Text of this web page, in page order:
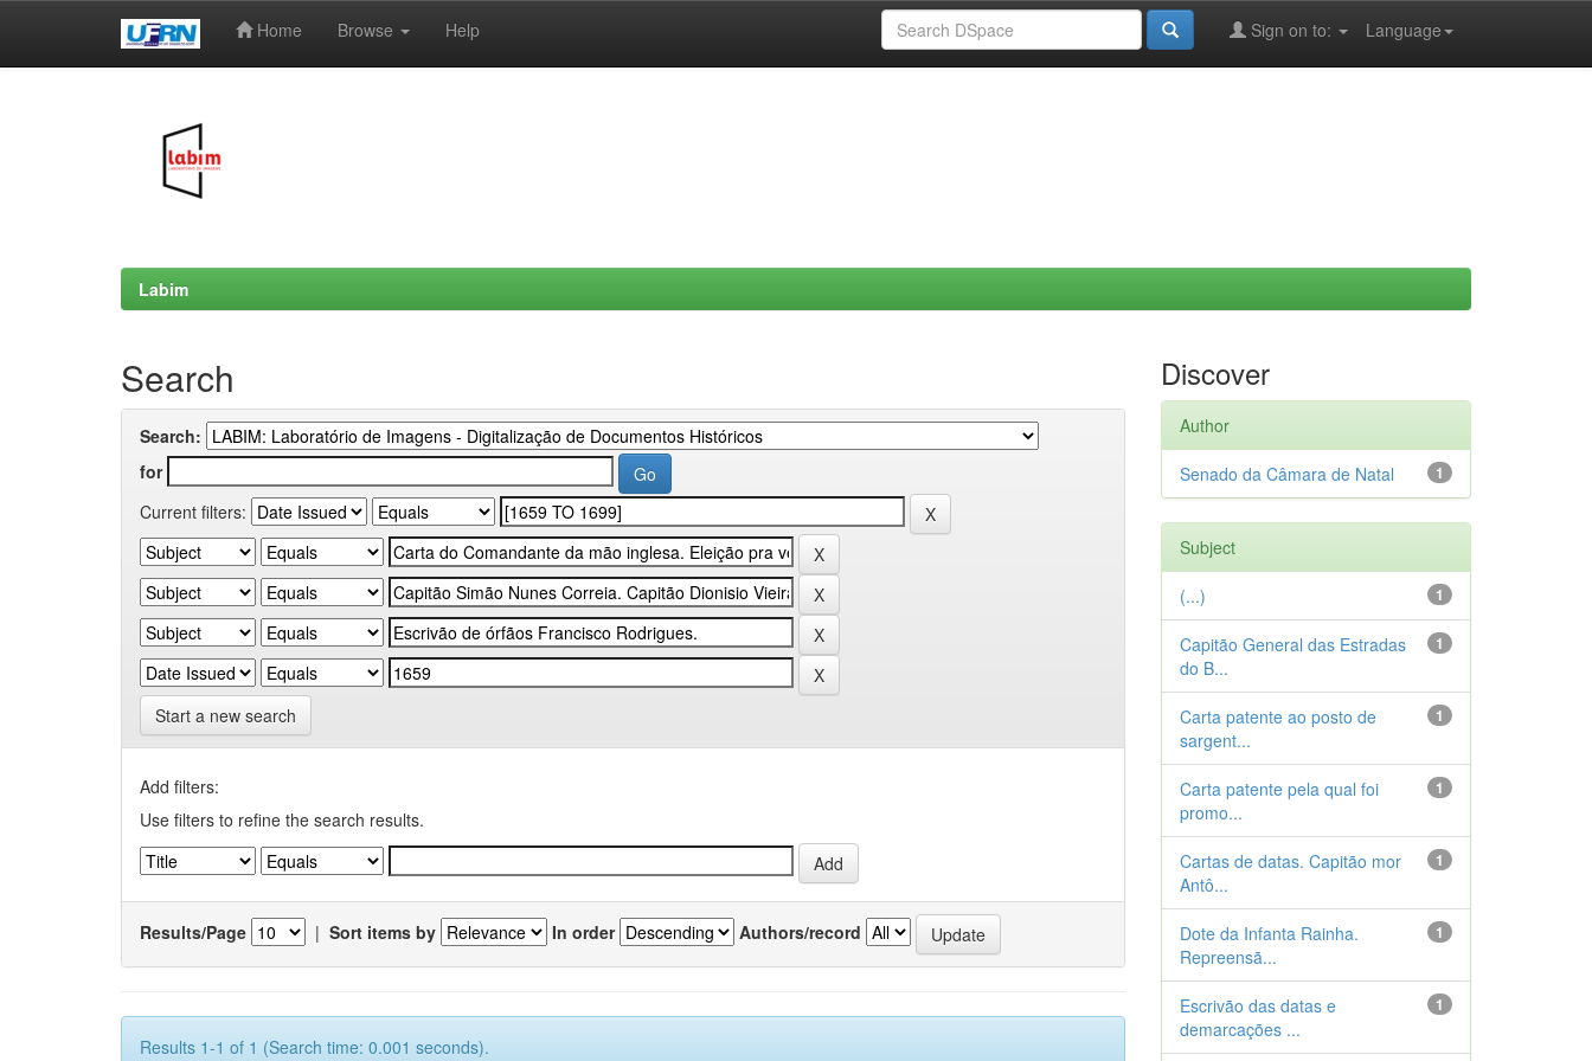
Home Browse Help Language
Sign on to:
Labim
Search
Search:
for
Current filters:
Start a new search
Add filters:
Use filters to refine the search results.
Results/Page | Sort items by In order Authors/record
Results 1-1 of 1 (Search time: 0.001 seconds).
Discover
Author
1
Senado da Câmara de Natal
Subject
1
(...)
1
Capitão General das Estradas
do B...
1
Carta patente ao posto de
sargent...
1
Carta patente pela qual foi
promo...
1
Cartas de datas. Capitão mor
Antô...
1
Dote da Infanta Rainha.
Repreensã...
1
Escrivão das datas e
demarcações ...